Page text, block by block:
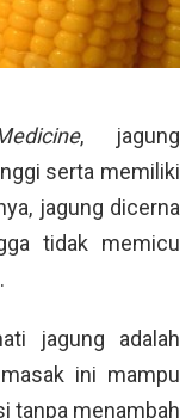
, jagung
serta memiliki
jagung dicerna
tidak memicu
jagung adalah
ini mampu
tanpa menambah